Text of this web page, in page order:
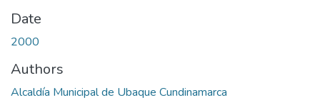
Date
2000
Authors
Alcaldía Municipal de Ubaque Cundinamarca